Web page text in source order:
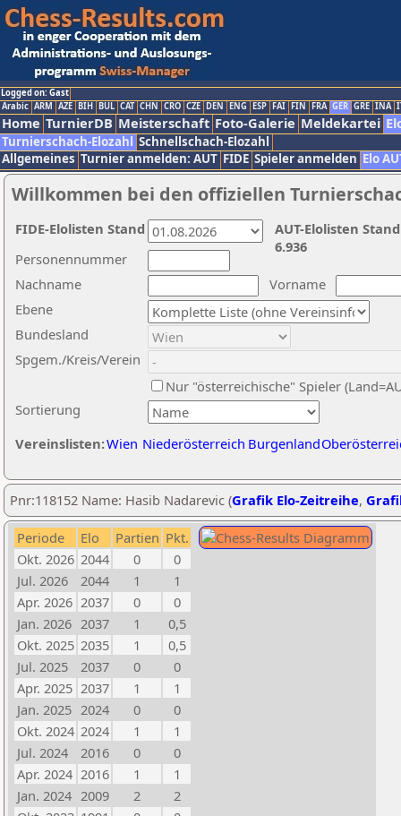
Logged on: Gast
Arabic ARM AZE BIH BUL CAT CHN CRO CZE DEN ENG ESP FAI FIN FRA GER GRE INA
Home TurnierDB Meisterschaft Foto-Galerie Meldekartei
Turnierschach-Elozahl Schnellschach-Elozahl
Allgemeines Turnier anmelden: AUT FIDE Spieler anmelden Elo
Willkommen bei den offiziellen
Nachname
Vorname
Ebene
Sortierung
Personennummer
Bundesland
Spgem./Kreis/Verein
Nur "österreichische" Spieler
Vereinslisten:Wien Niederösterreich Burgenland
AUT-Elolisten
6.936
FIDE-Elolisten Stand
Pnr:118152 Name: Hasib Nadarevic (Grafik Elo-Zeitreihe,
Periode Elo Partien Pkt.
Okt. 2026 2044 0
0
Jul. 2026
2044 1
1
Apr. 2026 2037 0
0
Jan. 2026 2037 1
0,5
Okt. 2025 2035 1
0,5
Jul. 2025
2037 0
0
Apr. 2025 2037 1
1
Jan. 2025 2024 0
0
Okt. 2024 2024 1
1
Jul. 2024
2016 0
0
Apr. 2024 2016 1
1
Jan. 2024 2009 2
2